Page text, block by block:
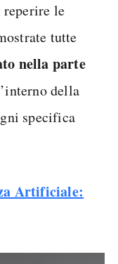
le
tutte
nella parte
della
specifica
Artificiale: